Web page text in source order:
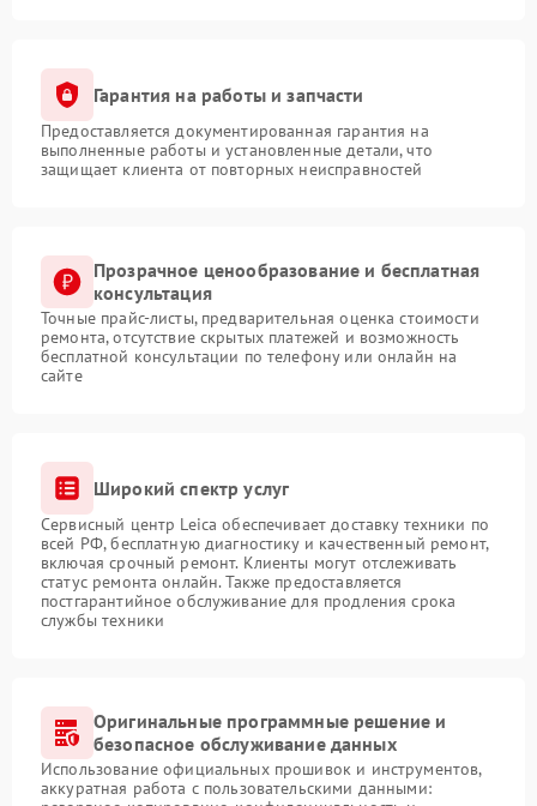
Гарантия на работы и запчасти
Предоставляется документированная гарантия на
выполненные работы и установленные детали, что
защищает клиента от повторных неисправностей
Прозрачное ценообразование и бесплатная
консультация
Точные прайс-листы, предварительная оценка стоимости
ремонта, отсутствие скрытых платежей и возможность
бесплатной консультации по телефону или онлайн на
сайте
Широкий спектр услуг
Сервисный центр Leica обеспечивает доставку техники по
всей РФ, бесплатную диагностику и качественный ремонт,
включая срочный ремонт. Клиенты могут отслеживать
статус ремонта онлайн. Также предоставляется
постгарантийное обслуживание для продления срока
службы техники
Оригинальные программные решение и
безопасное обслуживание данных
Использование официальных прошивок и инструментов,
аккуратная работа с пользовательскими данными: